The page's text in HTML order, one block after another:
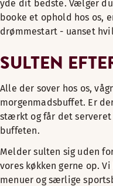
yde dit bedste. Vælger
booke et ophold hos os,
drømmestart - uanset
SULTEN
Alle der sover hos os,
morgenmadsbuffet. Er
stærkt og får det
buffeten.
Melder sulten sig uden
vores køkken gerne op.
menuer og særlige